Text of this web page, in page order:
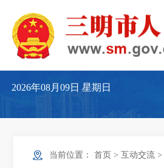
2026年08月09日星期日
当前位置： 首页 > 互动交流 >